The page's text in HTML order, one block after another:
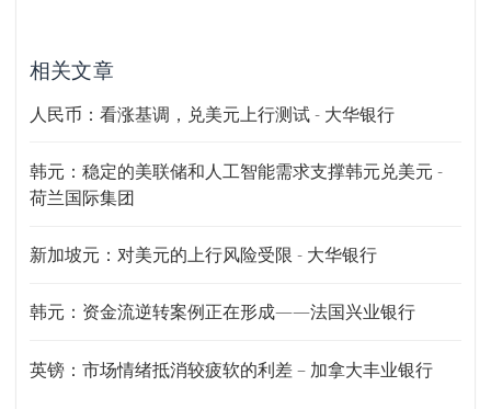
相关文章
人民币：看涨基调，兑美元上行测试 - 大华银行
韩元：稳定的美联储和人工智能需求支撑韩元兑美元 -
荷兰国际集团
新加坡元：对美元的上行风险受限 - 大华银行
韩元：资金流逆转案例正在形成——法国兴业银行
英镑：市场情绪抵消较疲软的利差 – 加拿大丰业银行